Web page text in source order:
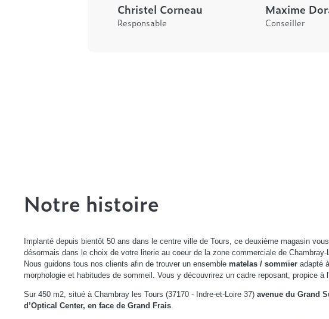
Christel Corneau
Responsable
Maxime
Conseiller
Notre histoire
Implanté depuis bientôt 50 ans dans le centre ville de Tours, ce deuxième magasin
désormais dans le choix de votre literie au coeur de la zone commerciale de Chambray-
Nous guidons tous nos clients afin de trouver un ensemble matelas / sommier adapté
morphologie et habitudes de sommeil. Vous y découvrirez un cadre reposant, propice à
Sur 450 m2, situé à Chambray les Tours (37170 - Indre-et-Loire 37) avenue du Grand
d’Optical Center, en face de Grand Frais